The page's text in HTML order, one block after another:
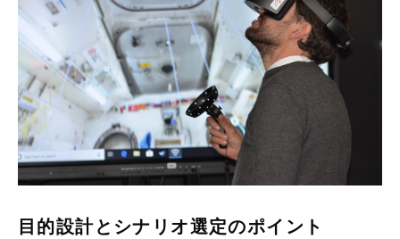
目的設計とシナリオ選定のポイント